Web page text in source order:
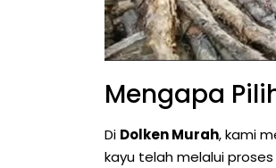
Mengapa
Di Dolken Murah, kami
kayu telah melalui